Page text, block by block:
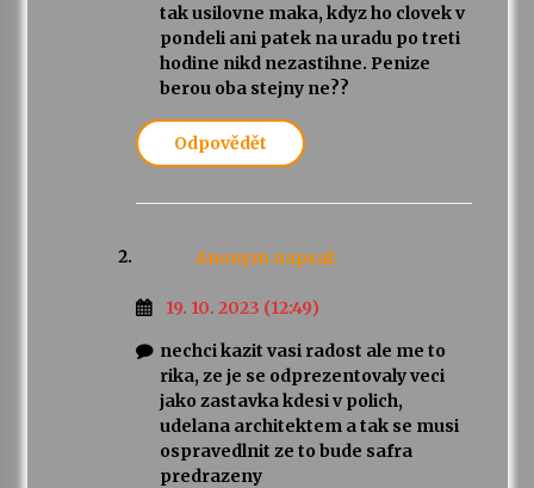
tak usilovne maka, kdyz ho clovek v
pondeli ani patek na uradu po treti
hodine nikd nezastihne. Penize
berou oba stejny ne??
Odpovědět
Anonym napsal:
19. 10. 2023 (12:49)
nechci kazit vasi radost ale me to
rika, ze je se odprezentovaly veci
jako zastavka kdesi v polich,
udelana architektem a tak se musi
ospravedlnit ze to bude safra
predrazeny